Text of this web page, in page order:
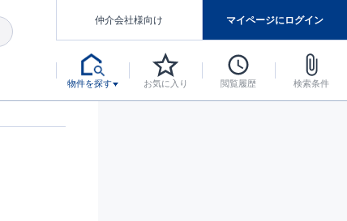
仲介会社様向け マイページにログイン
物件を探す お気に入り 閲覧履歴 検索条件